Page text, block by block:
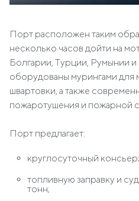
Порт расположен таким
несколько часов дойти на
Болгарии, Турции, Румынии
оборудованы мурингами для
швартовки, а также
пожаротушения и пожарной
Порт предлагает:
круглосуточный
топливную заправку и
тонн;